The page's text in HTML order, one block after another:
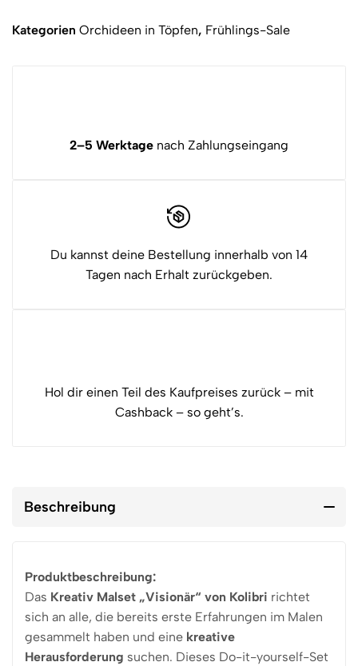
Kategorien Orchideen in Töpfen, Frühlings-Sale
2–5 Werktage nach Zahlungseingang
Du kannst deine Bestellung innerhalb von 14
Tagen nach Erhalt zurückgeben.
Hol dir einen Teil des Kaufpreises zurück – mit
Cashback – so geht’s.
Beschreibung
Produktbeschreibung:
Das Kreativ Malset „Visionär“ von Kolibri richtet
sich an alle, die bereits erste Erfahrungen im Malen
gesammelt haben und eine kreative
Herausforderung suchen. Dieses Do-it-yourself-Set